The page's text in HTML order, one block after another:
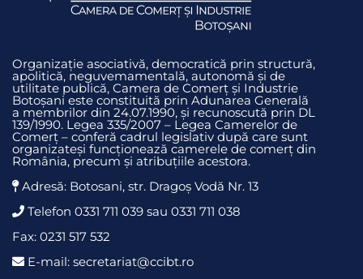
Organizație asociativă, democratică prin structură,
apolitică, neguvemamentală, autonomă și de
utilitate publică, Camera de Comerț și Industrie
Botoșani este constituită prin Adunarea Generală
a membrilor din 24.07.1990, și recunoscută prin DL
139/1990. Legea 335/2007 – Legea Camerelor de
Comerț – conferă cadrul legislativ după care sunt
organizateși funcționează camerele de comerț din
România, precum și atribuțiile acestora.
Adresă: Botosani, str. Dragoş Vodă Nr. 13
Telefon 0331 711 039 sau 0331 711 038
Fax: 0231 517 532
E-mail: secretariat@ccibt.ro